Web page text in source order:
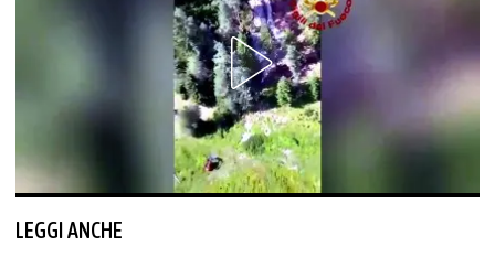
LEGGI ANCHE